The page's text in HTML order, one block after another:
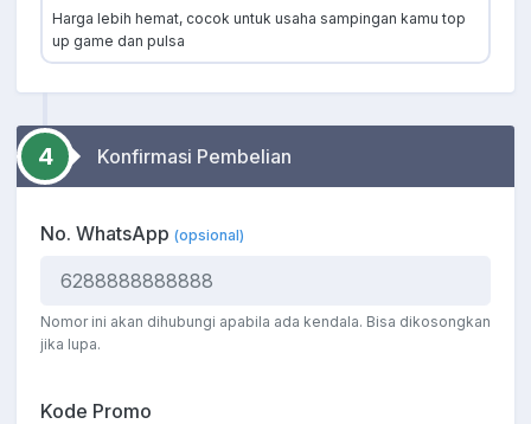
Harga lebih hemat, cocok untuk usaha sampingan kamu top
up game dan pulsa
4 Konfirmasi Pembelian
No. WhatsApp (opsional)
Nomor ini akan dihubungi apabila ada kendala. Bisa dikosongkan
jika lupa.
Kode Promo